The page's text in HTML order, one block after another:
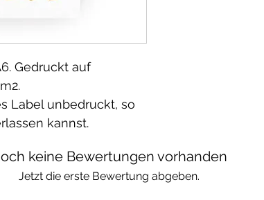
Gedruckt auf
Label unbedruckt, so
kannst.
keine Bewertungen vorhanden
Jetzt die erste Bewertung abgeben.